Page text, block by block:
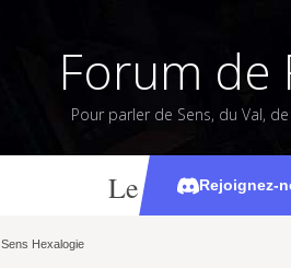
Forum de
Pour parler de Sens, du Val,
Rejoignez-
Le Kit de
Sens Hexalogie